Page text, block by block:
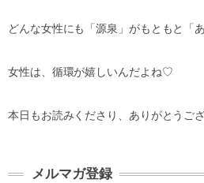
どんな女性にも「源泉」がもともと「
女性は、循環が嬉しいんだよね♡
本日もお読みくださり、ありがとうござ
メルマガ登録